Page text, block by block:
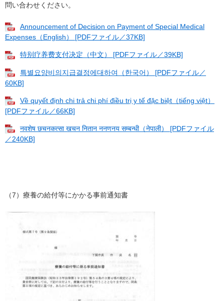
問い合わせください。
Announcement of Decision on Payment of Special Medical
Expenses（English） [PDFファイル／37KB]
特别疗养费支付决定（中文） [PDFファイル／39KB]
특별요양비의지급결정에대하여（한국어） [PDFファイル／
60KB]
Về quyết định chi trả chi phí điều trị y tế đặc biệt（tiếng việt）
[PDFファイル／66KB]
नवशेष छचनकत्सा खचन नितान ननणनय सम्बन्धी（नेपाली） [PDFファイル
／240KB]
（7）療養の給付等にかかる事前通知書